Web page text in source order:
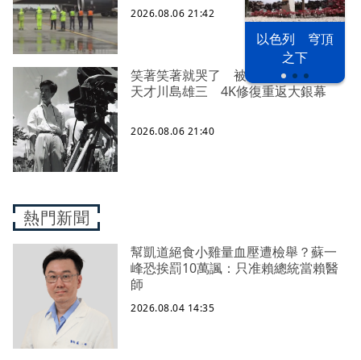
以色列 穹頂
之下
2026.08.06 21:42
笑著笑著就哭了 被遺忘的日本喜劇
天才川島雄三 4K修復重返大銀幕
2026.08.06 21:40
熱門新聞
幫凱道絕食小雞量血壓遭檢舉？蘇一
峰恐挨罰10萬諷：只准賴總統當賴醫
師
2026.08.04 14:35